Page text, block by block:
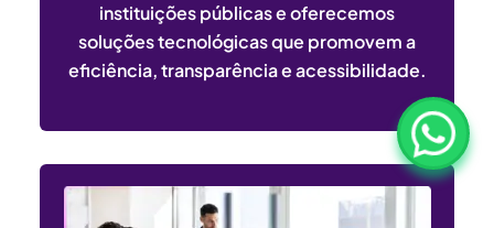
instituições públicas e oferecemos
soluções tecnológicas que promovem a
eficiência, transparência e acessibilidade.